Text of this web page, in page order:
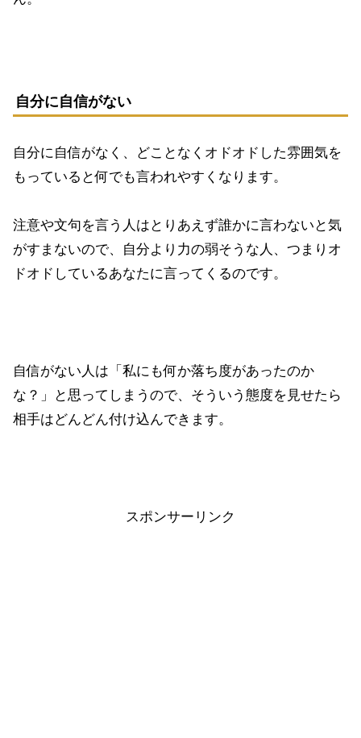
自分に自信がない
自分に自信がなく、どことなくオドオドした雰囲気を
もっていると何でも言われやすくなります。
注意や文句を言う人はとりあえず誰かに言わないと気
がすまないので、自分より力の弱そうな人、つまりオ
ドオドしているあなたに言ってくるのです。
自信がない人は「私にも何か落ち度があったのか
な？」と思ってしまうので、そういう態度を見せたら
相手はどんどん付け込んできます。
スポンサーリンク